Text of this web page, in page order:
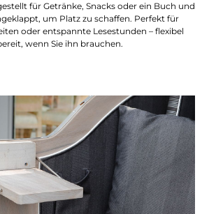
für Getränke, Snacks oder ein Buch und
um Platz zu schaffen. Perfekt für
oder entspannte Lesestunden – flexibel
wenn Sie ihn brauchen.